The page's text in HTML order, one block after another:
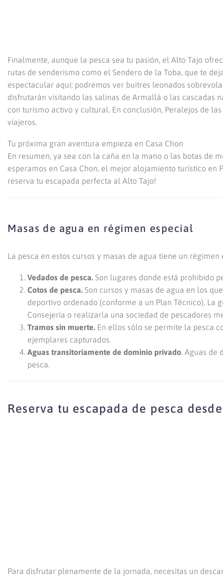
Finalmente, aunque la pesca sea tu pasión, el Alto Tajo
rutas de senderismo como el Sendero de la Toba, que te
espectacular aquí; podremos ver buitres leonados
disfrutarán visitando las salinas de Armallá o las cascadas
con turismo activo y cultural. En conclusión, Peralejos de
viajeros.
Tu próxima gran aventura empieza en Casa Chon
En resumen, ya sea con la caña en la mano o las botas de
esperamos en Casa Chon, el mejor alojamiento turístico en
reserva tu escapada perfecta al Alto Tajo!
Masas de agua en régimen especial
La pesca en estos cursos y masas de agua tiene un régimen
Vedados de pesca. Son lugares donde está prohibido
Cotos de pesca. Son cursos y masas de agua en los
deportivo ordenado (conforme a un Plan Técnico).
Consejería o realizarla una sociedad de pescadores
Tramos sin muerte. En ellos sólo se permite la pesca
ejemplares capturados.
Aguas transitoriamente de dominio privado. Aguas de
pesca.
Reserva tu escapada de pesca
Para disfrutar plenamente de la jornada, necesitas un